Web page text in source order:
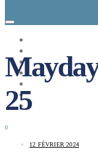
ENTREPRISES A
MAYDAY JOB
CARTE DE
NOS SOLUTIONS
CONNEXION
0
25
12 FÉVRIER 2024